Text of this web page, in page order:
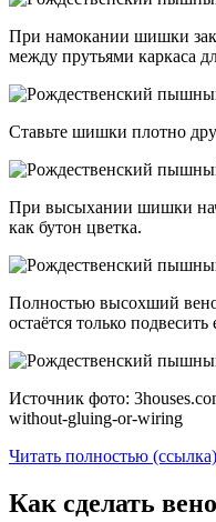
При намокании шишки
между прутьями каркаса
Ставьте шишки плотно
При высыхании шишки
как бутон цветка.
Полностью высохший
остаётся только подвесить
Источник фото:
without-gluing-or-wiring
Читать полностью (ссылка)
Как сделать